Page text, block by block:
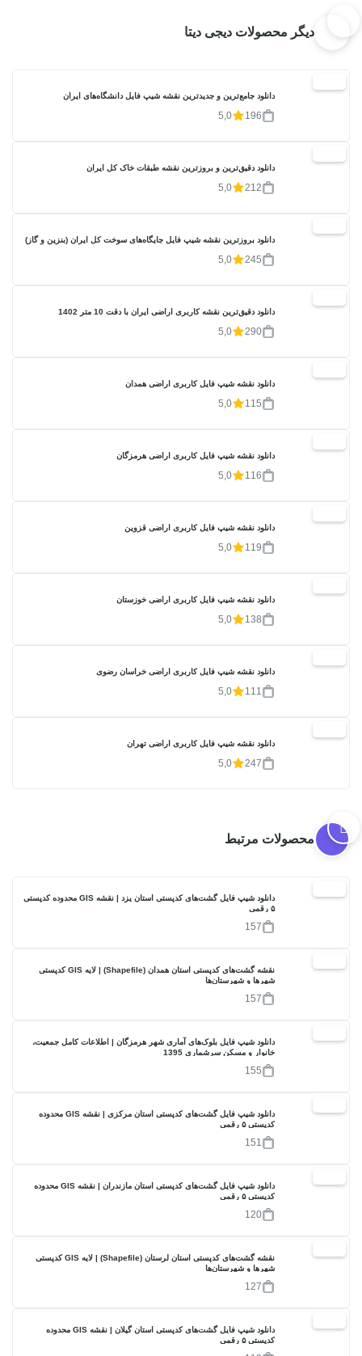
دیگر محصولات دیجی دیتا
دانلود جامع‌ترین و جدیدترین نقشه شیپ فایل دانشگاه‌های ایران
196
5,0
دانلود دقیق‌ترین و بروزترین نقشه طبقات خاک کل ایران
212
5,0
دانلود بروزترین نقشه شیپ فایل جایگاه‌های سوخت کل ایران (بنزین و گاز)
245
5,0
دانلود دقیق‌ترین نقشه کاربری اراضی ایران با دقت 10 متر 1402
290
5,0
دانلود نقشه شیپ فایل کاربری اراضی همدان
115
5,0
دانلود نقشه شیپ فایل کاربری اراضی هرمزگان
116
5,0
دانلود نقشه شیپ فایل کاربری اراضی قزوین
119
5,0
دانلود نقشه شیپ فایل کاربری اراضی خوزستان
138
5,0
دانلود نقشه شیپ فایل کاربری اراضی خراسان رضوی
111
5,0
دانلود نقشه شیپ فایل کاربری اراضی تهران
247
5,0
محصولات مرتبط
دانلود شیپ فایل گشت‌های کدپستی استان یزد | نقشه GIS محدوده کدپستی
۵ رقمی
157
نقشه گشت‌های کدپستی استان همدان (Shapefile) | لایه GIS کدپستی
شهرها و شهرستان‌ها
157
دانلود شیپ فایل بلوک‌های آماری شهر هرمزگان | اطلاعات کامل جمعیت،
خانوار و مسکن سرشماری 1395
155
دانلود شیپ فایل گشت‌های کدپستی استان مرکزی | نقشه GIS محدوده
کدپستی ۵ رقمی
151
دانلود شیپ فایل گشت‌های کدپستی استان مازندران | نقشه GIS محدوده
کدپستی ۵ رقمی
120
نقشه گشت‌های کدپستی استان لرستان (Shapefile) | لایه GIS کدپستی
شهرها و شهرستان‌ها
127
دانلود شیپ فایل گشت‌های کدپستی استان گیلان | نقشه GIS محدوده
کدپستی ۵ رقمی